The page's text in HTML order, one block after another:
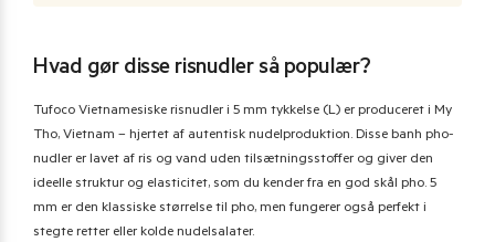
Hvad gør disse risnudler så populær?
Tufoco Vietnamesiske risnudler i 5 mm tykkelse (L) er produceret i My
Tho, Vietnam – hjertet af autentisk nudelproduktion. Disse banh pho-
nudler er lavet af ris og vand uden tilsætningsstoffer og giver den
ideelle struktur og elasticitet, som du kender fra en god skål pho. 5
mm er den klassiske størrelse til pho, men fungerer også perfekt i
stegte retter eller kolde nudelsalater.